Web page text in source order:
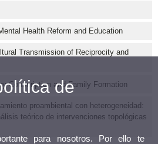
Health Reform and Education
Transmission of Reciprocity and
Conscription and Family Formation
proambiental con heterogeneidad:
teórico de intervenciones topológicas
de
para nosotros. Por ello te